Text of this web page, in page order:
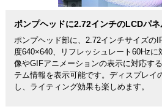
ポンプヘッドに2.72インチのLCDパ
ポンプヘッド部に、2.72インチサイズの
度640×640、リフレッシュレート60Hzに
像やGIFアニメーションの表示に対応す
テム情報を表示可能です。ディスプレイ
し、ライティング効果も楽しめます。